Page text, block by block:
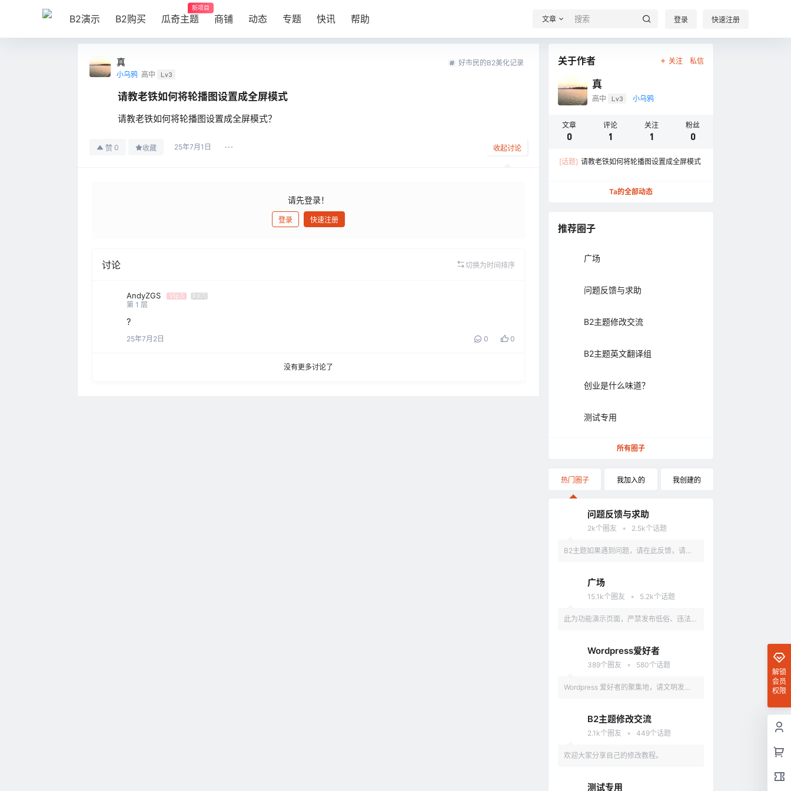
B2演示 B2购买 瓜奇主题
新项目
商铺 动态 专题 快讯 帮助 文章 登录 快速注册
真
小乌鸦 高中 Lv3
好市民的B2美化记录
请教老铁如何将轮播图设置成全屏模式
请教老铁如何将轮播图设置成全屏模式？
赞 0 收藏 25年7月1日 收起讨论
请先登录！
登录 快速注册
讨论 切换为时间排序
AndyZGS Vip3
Lv3
第 1 层
?
25年7月2日 0 0
没有更多讨论了
关于作者 关注 私信
真
高中 Lv3 小乌鸦
文章
0
评论
1
关注
1
粉丝
0
[话题] 请教老铁如何将轮播图设置成全屏模式
Ta的全部动态
推荐圈子
广场
问题反馈与求助
B2主题修改交流
B2主题英文翻译组
创业是什么味道？
测试专用
所有圈子
热门圈子 我加入的 我创建的
问题反馈与求助
2k个圈友 • 2.5k个话题
B2主题如果遇到问题，请在此反馈，请具
广场
15.1k个圈友 • 5.2k个话题
此为功能演示页面，严禁发布低俗、违法、
Wordpress爱好者
389个圈友 • 580个话题
Wordpress 爱好者的聚集地，请文明发
B2主题修改交流
2.1k个圈友 • 449个话题
欢迎大家分享自己的修改教程。
测试专用
解锁
会员
权限